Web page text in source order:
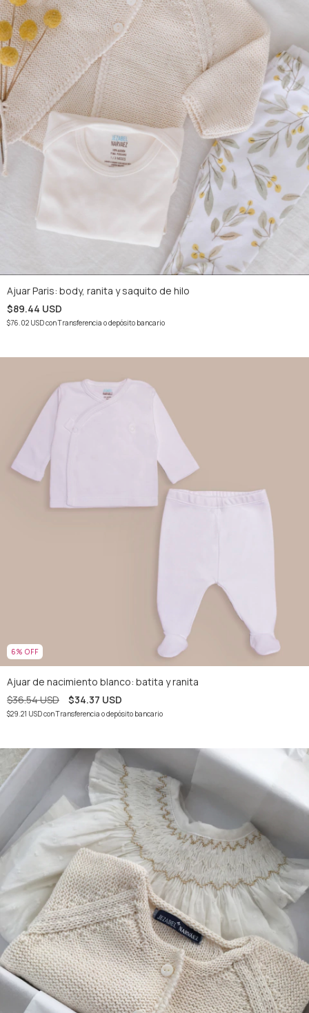
Ajuar Paris: body, ranita y saquito de hilo
$89.44 USD
$76.02 USDconTransferencia o depósito bancario
6% OFF
Ajuar de nacimiento blanco: batita y ranita
$36.54 USD
$34.37 USD
$29.21 USDconTransferencia o depósito bancario